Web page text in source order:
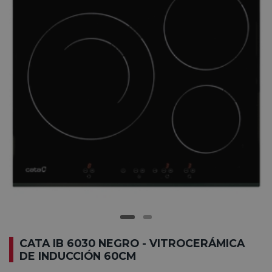
CATA IB 6030 NEGRO - VITROCERÁMICA
DE INDUCCIÓN 60CM